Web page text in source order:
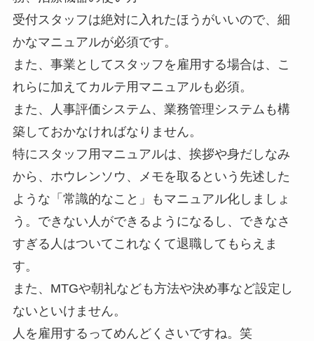
受付スタッフは絶対に入れたほうがいいので、細
かなマニュアルが必須です。
また、事業としてスタッフを雇用する場合は、こ
れらに加えてカルテ用マニュアルも必須。
また、人事評価システム、業務管理システムも構
築しておかなければなりません。
特にスタッフ用マニュアルは、挨拶や身だしなみ
から、ホウレンソウ、メモを取るという先述した
ような「常識的なこと」もマニュアル化しましょ
う。できない人ができるようになるし、できなさ
すぎる人はついてこれなくて退職してもらえま
す。
また、MTGや朝礼なども方法や決め事など設定し
ないといけません。
人を雇用するってめんどくさいですね。笑